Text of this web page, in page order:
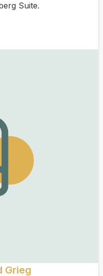
Suite.
Grieg